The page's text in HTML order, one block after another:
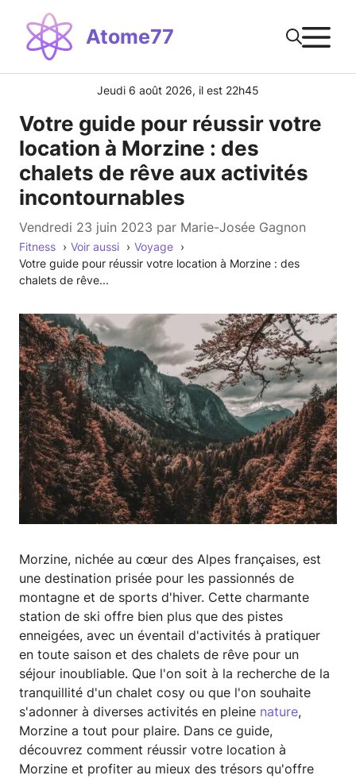
contenu
Atome77
Jeudi 6 août 2026, il est 22h45
Votre guide pour réussir votre
location à Morzine : des
chalets de rêve aux activités
incontournables
vendredi 23 juin 2023 par Marie-Josée Gagnon
Fitness Voir aussi
Voyage
Votre guide pour réussir votre location à Morzine : des
chalets de rêve...
Morzine, nichée au cœur des Alpes françaises, est
une destination prisée pour les passionnés de
montagne et de sports d'hiver. Cette charmante
station de ski offre bien plus que des pistes
enneigées, avec un éventail d'activités à pratiquer
en toute saison et des chalets de rêve pour un
séjour inoubliable. Que l'on soit à la recherche de la
tranquillité d'un chalet cosy ou que l'on souhaite
s'adonner à diverses activités en pleine nature,
Morzine a tout pour plaire. Dans ce guide,
découvrez comment réussir votre location à
Morzine et profiter au mieux des trésors qu'offre